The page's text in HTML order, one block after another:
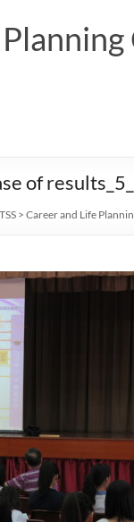
of
> Career and Life